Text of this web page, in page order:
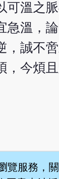
溫之
溫，
誠不
今煩
覽服務，